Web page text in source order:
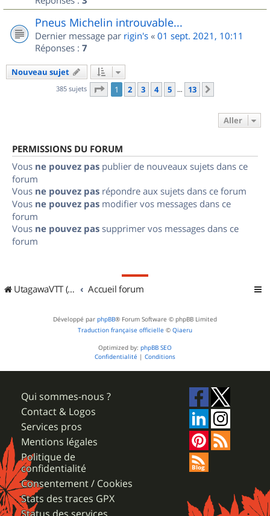
Pneus Michelin introuvable...
Dernier message par rigin's « 01 sept. 2021, 10:11
Réponses : 7
Nouveau sujet
385 sujets Page 1sur
1 2 3 4 5 … 13
Aller
PERMISSIONS DU FORUM
Vous ne pouvez pas publier de nouveaux sujets dans ce
forum
Vous ne pouvez pas répondre aux sujets dans ce forum
Vous ne pouvez pas modifier vos messages dans ce
forum
Vous ne pouvez pas supprimer vos messages dans ce
forum
UtagawaVTT (Randos VTT et VTTAE avec traces GPS) Accueil forum
Développé par phpBB® Forum Software © phpBB Limited
Traduction française officielle © Qiaeru
Optimized by: phpBB SEO
Confidentialité | Conditions
Qui sommes-nous ?
Contact & Logos
Services pros
Mentions légales
Politique de
confidentialité
Consentement / Cookies
Stats des traces GPX